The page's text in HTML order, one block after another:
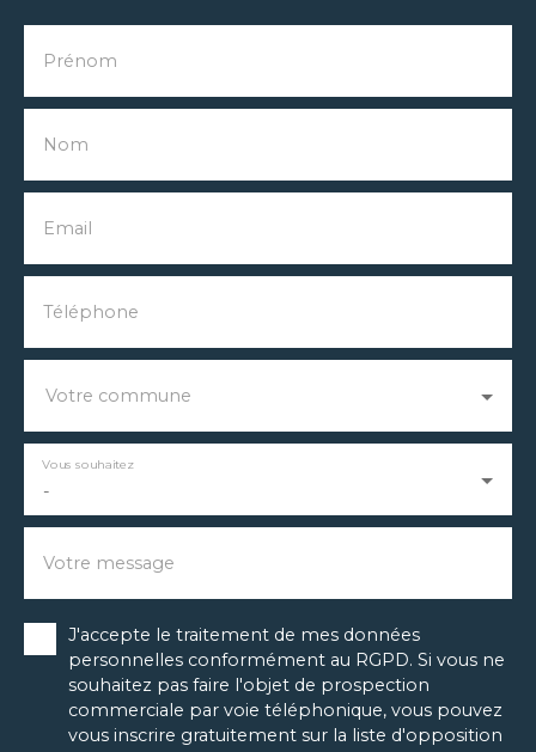
Prénom
Nom
Email
Téléphone
Votre commune
-
Vous souhaitez
Votre message
J'accepte le traitement de mes données
personnelles conformément au RGPD. Si vous ne
souhaitez pas faire l'objet de prospection
commerciale par voie téléphonique, vous pouvez
vous inscrire gratuitement sur la liste d'opposition